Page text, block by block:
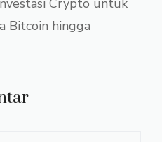
Bitcoin hingga